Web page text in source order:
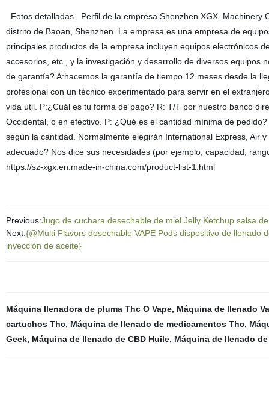
Fotos detalladas Perfil de la empresa Shenzhen XGX Machinery
distrito de Baoan, Shenzhen. La empresa es una empresa de
principales productos de la empresa incluyen equipos electrónicos
accesorios, etc., y la investigación y desarrollo de diversos equipos
de garantía? A:hacemos la garantía de tiempo 12 meses desde la
profesional con un técnico experimentado para servir en el
vida útil. P:¿Cuál es tu forma de pago? R: T/T por nuestro banco
Occidental, o en efectivo. P: ¿Qué es el cantidad mínima de
según la cantidad. Normalmente elegirán International Express, Air
adecuado? Nos dice sus necesidades (por ejemplo, capacidad,
https://sz-xgx.en.made-in-china.com/product-list-1.html
Previous:Jugo de cuchara desechable de miel Jelly Ketchup salsa
Next:{@Multi Flavors desechable VAPE Pods dispositivo de
inyección de aceite}
Máquina llenadora de pluma Thc O Vape, Máquina de llenado
cartuchos Thc, Máquina de llenado de medicamentos Thc,
Geek, Máquina de llenado de CBD Huile, Máquina de llenado